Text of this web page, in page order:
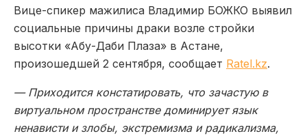
Вице-спикер мажилиса Владимир БОЖКО выявил
социальные причины драки возле стройки
высотки «Абу-Даби Плаза» в Астане,
произошедшей 2 сентября, сообщает Ratel.kz.
— Приходится констатировать, что зачастую в
виртуальном пространстве доминирует язык
ненависти и злобы, экстремизма и радикализма,